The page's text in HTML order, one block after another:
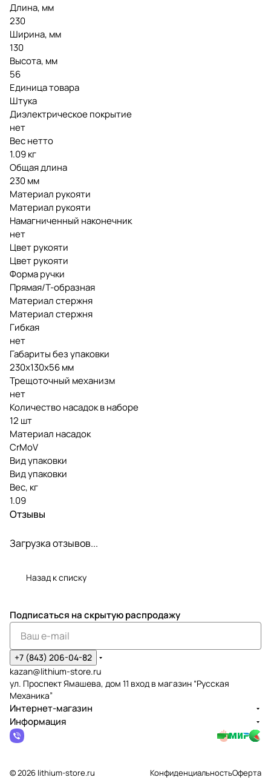
Длина, мм
230
Ширина, мм
130
Высота, мм
56
Единица товара
Штука
Диэлектрическое покрытие
нет
Вес нетто
1.09 кг
Общая длина
230 мм
Материал рукояти
Материал рукояти
Намагниченный наконечник
нет
Цвет рукояти
Цвет рукояти
Форма ручки
Прямая/Т-образная
Материал стержня
Материал стержня
Гибкая
нет
Габариты без упаковки
230х130х56 мм
Трещоточный механизм
нет
Количество насадок в наборе
12 шт
Материал насадок
CrMoV
Вид упаковки
Вид упаковки
Вес, кг
1.09
Отзывы
Загрузка отзывов...
Назад к списку
Подписаться на скрытую распродажу
+7 (843) 206-04-82
kazan@lithium-store.ru
ул. Проспект Ямашева, дом 11 вход в магазин “Русская
Механика”
Интернет-магазин
Информация
© 2026 lithium-store.ru КонфиденциальностьОферта